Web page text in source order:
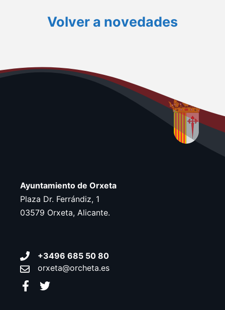
Volver a novedades
Ayuntamiento de Orxeta
Plaza Dr. Ferrándiz, 1
03579 Orxeta, Alicante.
+3496 685 50 80
orxeta@orcheta.es